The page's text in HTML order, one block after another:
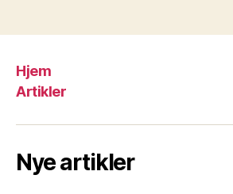
Hjem
Artikler
Nye artikler